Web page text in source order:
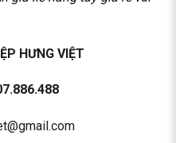
HƯNG VIỆT